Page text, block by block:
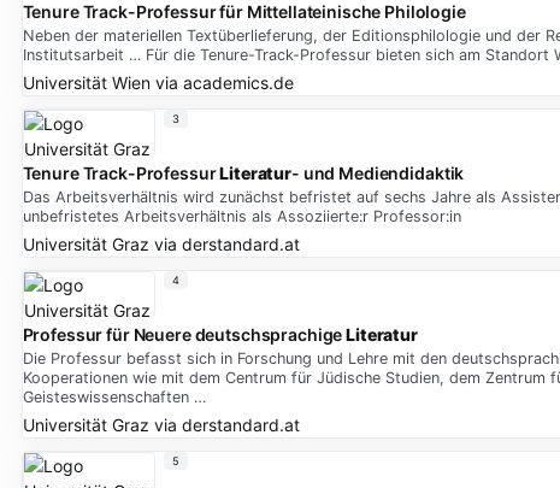
Tenure Track-Professur für Mittellateinische Philologie
Neben der materiellen Textüberlieferung, der Editionsphilologie und der
Institutsarbeit … Für die Tenure-Track-Professur bieten sich am
Universität Wienvia academics.de
Tenure Track-ProfessurLiteratur- und Mediendidaktik
Das Arbeitsverhältnis wird zunächst befristet auf sechs Jahre als
unbefristetes Arbeitsverhältnis als Assoziierte:r Professor:in
Universität Graz via derstandard.at
3
Professur für Neuere deutschsprachigeLiteratur
Die Professur befasst sich in Forschung und Lehre mit den
Kooperationen wie mit dem Centrum für Jüdische Studien, dem
Geisteswissenschaften …
Universität Graz via derstandard.at
4
5